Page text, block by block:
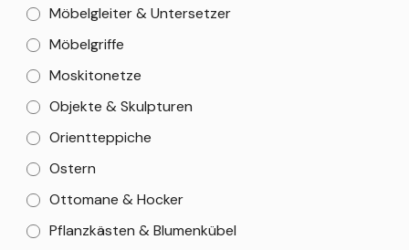
Möbelgleiter & Untersetzer
Möbelgriffe
Moskitonetze
Objekte & Skulpturen
Orientteppiche
Ostern
Ottomane & Hocker
Pflanzkästen & Blumenkübel